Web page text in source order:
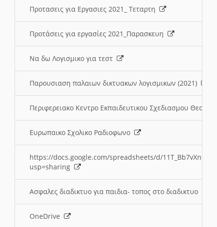
Προτασεις για Εργασιες 2021_ Τεταρτη
Προτάσεις για εργασίες 2021_Παρασκευη
Να δω Λογισμικο για τεστ
Παρουσιαση παλαιων δικτυακων λογισμικων (2021)
Περιφερειακο Κεντρο Εκπαιδευτικου Σχεδιασμου
Ευρωπαικο Σχολικο Ραδιοφωνο
https://docs.google.com/spreadsheets/d/
usp=sharing
Ασφαλες διαδικτυο για παιδια- τοπος στο διαδικτυο
OneDrive